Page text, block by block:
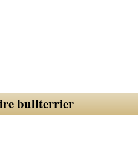
bullterrier